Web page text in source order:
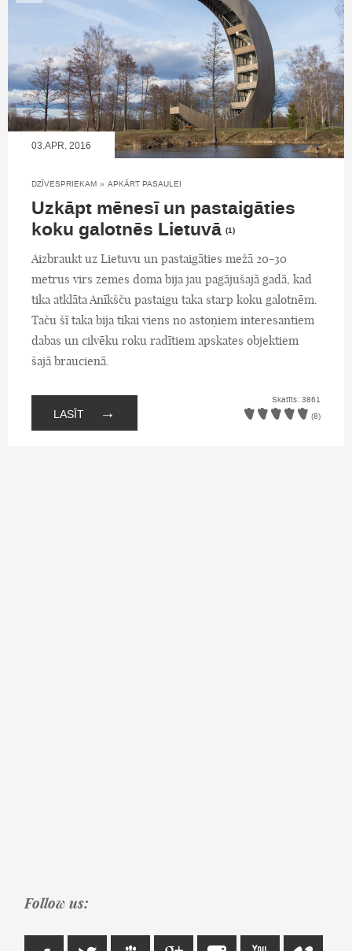
03.APR, 2016
DZĪVESPRIEKAM » APKĀRT PASAULEI
Uzkāpt mēnesī un pastaigāties
koku galotnēs Lietuvā (1)
Aizbraukt uz Lietuvu un pastaigāties mežā 20-30
metrus virs zemes doma bija jau pagājušajā gadā, kad
tika atklāta Anīkšču pastaigu taka starp koku galotnēm.
Taču šī taka bija tikai viens no astoņiem interesantiem
dabas un cilvēku roku radītiem apskates objektiem
šajā braucienā.
LASĪT →
Skatīts: 3861
(8)
Follow us: